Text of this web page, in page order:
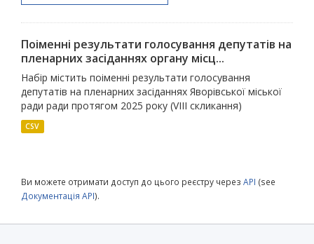
Поіменні результати голосування депутатів на
пленарних засіданнях органу місц...
Набір містить поіменні результати голосування
депутатів на пленарних засіданнях Яворівської міської
ради ради протягом 2025 року (VIII скликання)
CSV
Ви можете отримати доступ до цього реєстру через API (see
Документація API).